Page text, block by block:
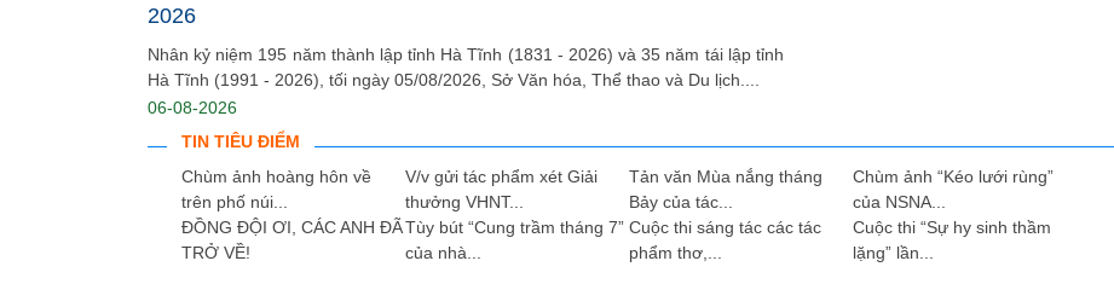
2026
Nhân kỷ niệm 195 năm thành lập tỉnh Hà Tĩnh (1831 - 2026) và 35 năm tái lập tỉnh
Hà Tĩnh (1991 - 2026), tối ngày 05/08/2026, Sở Văn hóa, Thể thao và Du lịch....
06-08-2026
TIN TIÊU ĐIỂM
Chùm ảnh hoàng hôn về
trên phố núi...
V/v gửi tác phẩm xét Giải
thưởng VHNT...
Tản văn Mùa nắng tháng
Bảy của tác...
Chùm ảnh “Kéo lưới rùng”
của NSNA...
ĐỒNG ĐỘI ƠI, CÁC ANH ĐÃ
TRỞ VỀ!
Tùy bút “Cung trầm tháng 7”
của nhà...
Cuộc thi sáng tác các tác
phẩm thơ,...
Cuộc thi “Sự hy sinh thầm
lặng” lần...